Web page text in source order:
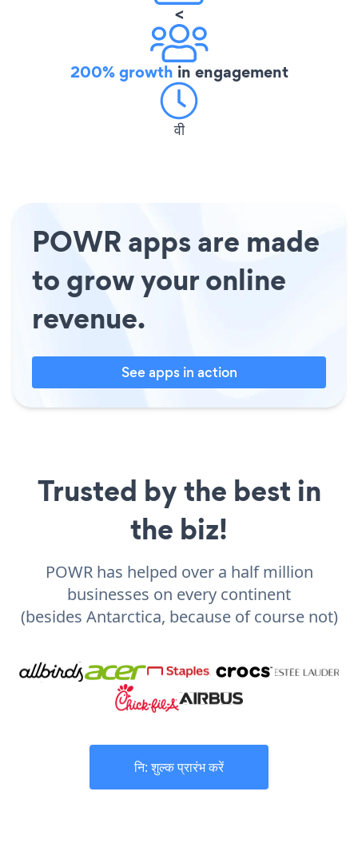
<
200% growth in engagement
वी
POWR apps are made
to grow your online
revenue.
See apps in action
Trusted by the best in
the biz!
POWR has helped over a half million
businesses on every continent
(besides Antarctica, because of course not)
नि: शुल्क प्रारंभ करें